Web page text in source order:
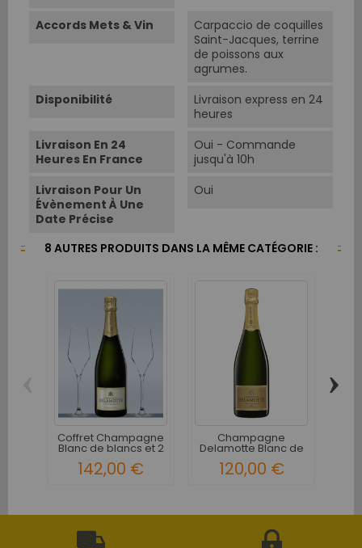
Accords Mets & Vin
Carpaccio de coquilles
Saint-Jacques, terrine
de poissons aux
agrumes.
Disponibilité
Livraison express en 24
heures
Livraison En 24
Heures En France
Oui - Commande
jusqu'à 10h
Livraison Pour Un
Évènement À Une
Date Précise
Oui
8 AUTRES PRODUITS DANS LA MÊME CATÉGORIE :
Coffret Champagne
Blanc de blancs et 2
142,00 €
Champagne
Delamotte Blanc de
120,00 €
›